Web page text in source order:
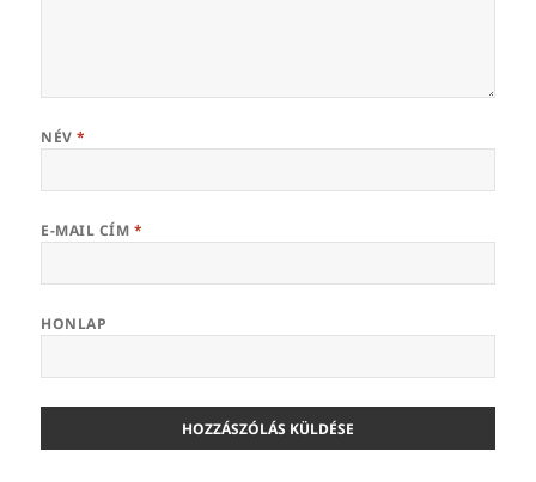
NÉV*
E-MAIL CÍM *
HONLAP